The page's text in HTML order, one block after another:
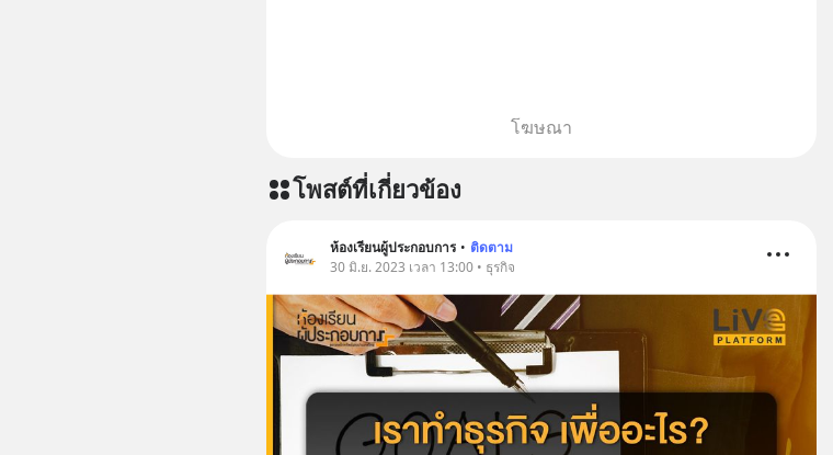
โฆษณา
โพสต์ที่เกี่ยวข้อง
ห้องเรียนผู้ประกอบการ • ติดตาม
30 มิ.ย. 2023 เวลา 13:00 • ธุรกิจ